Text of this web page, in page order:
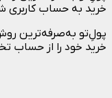
خرید به حساب کاربری شما در تخفیفان
پولِ‌تو به‌صرفه‌ترین
خرید خود را از حساب